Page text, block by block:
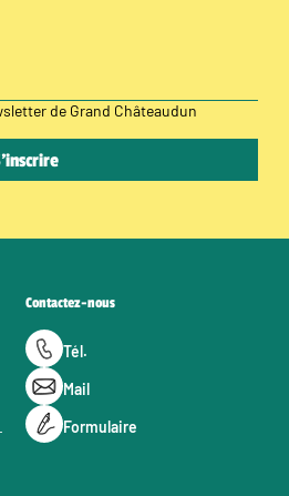
de Grand Châteaudun
Contactez-nous
Tél.
Mail
Formulaire